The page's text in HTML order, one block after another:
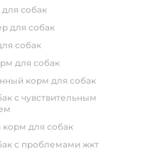
для собак
для собак
собак
для собак
корм для собак
корм для собак
с проблемами жкт